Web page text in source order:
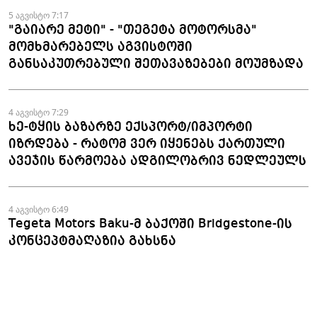
5 აგვისტო 7:17
"გაიარე მეტი" - "თეგეტა მოტორსმა"
მომხმარებელს აგვისტოში
განსაკუთრებული შეთავაზებები მოუმზადა
4 აგვისტო 7:29
ხე-ტყის ბაზარზე ექსპორტ/იმპორტი
იზრდება - რატომ ვერ იყენებს ქართული
ავეჯის წარმოება ადგილობრივ ნედლეულს
4 აგვისტო 6:49
Tegeta Motors Baku-მ ბაქოში Bridgestone-ის
კონცეპტმაღაზია გახსნა